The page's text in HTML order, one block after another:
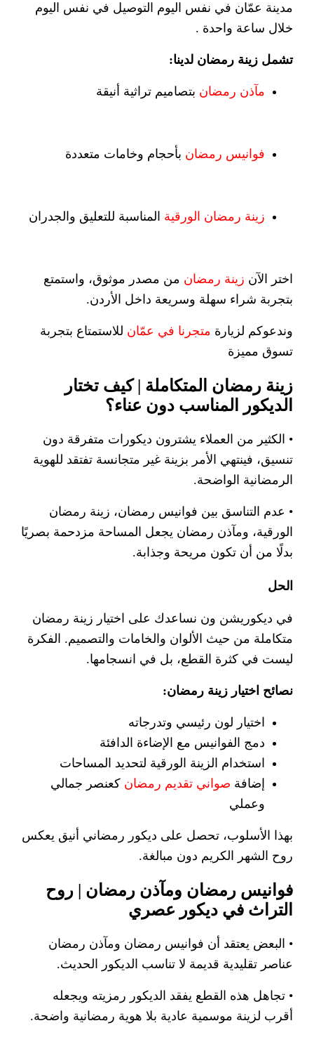
مدينة عمّان في نفس اليوم التوصيل في نفس اليوم
خلال ساعة واحدة .
تشمل زينة رمضان لدينا:
مآذن رمضان بتصاميم تراثية أنيقة
فوانيس رمضان بأحجام وخامات متعددة
زينة رمضان الورقية المناسبة للتعليق والجدران
اختر الآن زينة رمضان من مصدر موثوق، واستمتع
بتجربة شراء سهلة وسريعة داخل الأردن.
وندعوكم لزيارة متجرنا في عمّان للاستمتاع بتجربة
تسوق مميزة
زينة رمضان المتكاملة | كيف تختار
الديكور المناسب دون عناء؟
• الكثير من العملاء يشترون ديكورات متفرقة دون
تنسيق، فينتهي الأمر بزينة غير متجانسة تفتقد للهوية
الرمضانية الواضحة.
• عدم التناسق بين فوانيس رمضان، زينة رمضان
الورقية، ومآذن رمضان يجعل المساحة مزدحمة بصريًا
بدلًا من أن تكون مريحة وجذابة.
الحل
في ديكوريشن ون نساعدك على اختيار زينة رمضان
متكاملة من حيث الألوان والخامات والتصميم. الفكرة
ليست في كثرة القطع، بل في انسجامها.
نصائح اختيار زينة رمضان:
اختيار لون رئيسي وتدرجاته
دمج الفوانيس مع الإضاءة الدافئة
استخدام الزينة الورقية لتحديد المساحات
إضافة صواني تقديم رمضان كعنصر جمالي
وعملي
بهذا الأسلوب، تحصل على ديكور رمضاني أنيق يعكس
روح الشهر الكريم دون مبالغة.
فوانيس رمضان ومآذن رمضان | روح
التراث في ديكور عصري
• البعض يعتقد أن فوانيس رمضان ومآذن رمضان
عناصر تقليدية قديمة لا تناسب الديكور الحديث.
• تجاهل هذه القطع يفقد الديكور رمزيته ويجعله
أقرب لزينة موسمية عادية بلا هوية رمضانية واضحة.